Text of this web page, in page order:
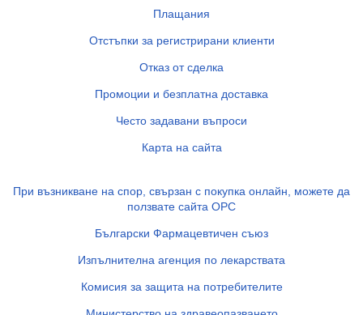
Плащания
Отстъпки за регистрирани клиенти
Отказ от сделка
Промоции и безплатна доставка
Често задавани въпроси
Карта на сайта
При възникване на спор, свързан с покупка онлайн, можете да
ползвате сайта ОРС
Български Фармацевтичен съюз
Изпълнителна агенция по лекарствата
Комисия за защита на потребителите